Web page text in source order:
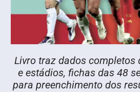
Livro traz dados completos
e estádios, fichas das 48
para preenchimento dos